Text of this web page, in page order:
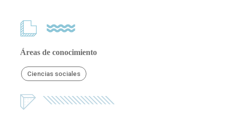
Áreas de conocimiento
Ciencias sociales